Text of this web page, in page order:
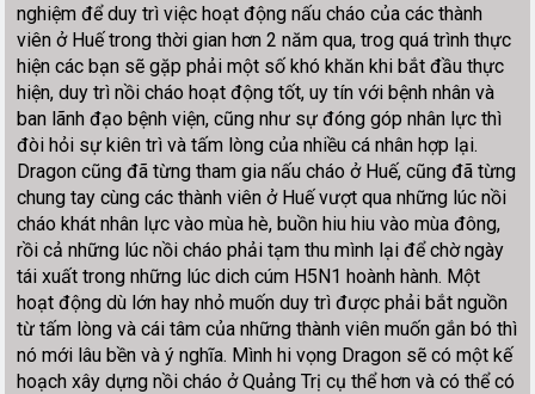
nghiệm để duy trì việc hoạt động nấu cháo của các thành
viên ở Huế trong thời gian hơn 2 năm qua, trog quá trình thực
hiện các bạn sẽ gặp phải một số khó khăn khi bắt đầu thực
hiện, duy trì nồi cháo hoạt động tốt, uy tín với bệnh nhân và
ban lãnh đạo bệnh viện, cũng như sự đóng góp nhân lực thì
đòi hỏi sự kiên trì và tấm lòng của nhiều cá nhân hợp lại.
Dragon cũng đã từng tham gia nấu cháo ở Huế, cũng đã từng
chung tay cùng các thành viên ở Huế vượt qua những lúc nồi
cháo khát nhân lực vào mùa hè, buồn hiu hiu vào mùa đông,
rồi cả những lúc nồi cháo phải tạm thu mình lại để chờ ngày
tái xuất trong những lúc dich cúm H5N1 hoành hành. Một
hoạt động dù lớn hay nhỏ muốn duy trì được phải bắt nguồn
từ tấm lòng và cái tâm của những thành viên muốn gắn bó thì
nó mới lâu bền và ý nghĩa. Mình hi vọng Dragon sẽ có một kế
hoạch xây dựng nồi cháo ở Quảng Trị cụ thể hơn và có thể có